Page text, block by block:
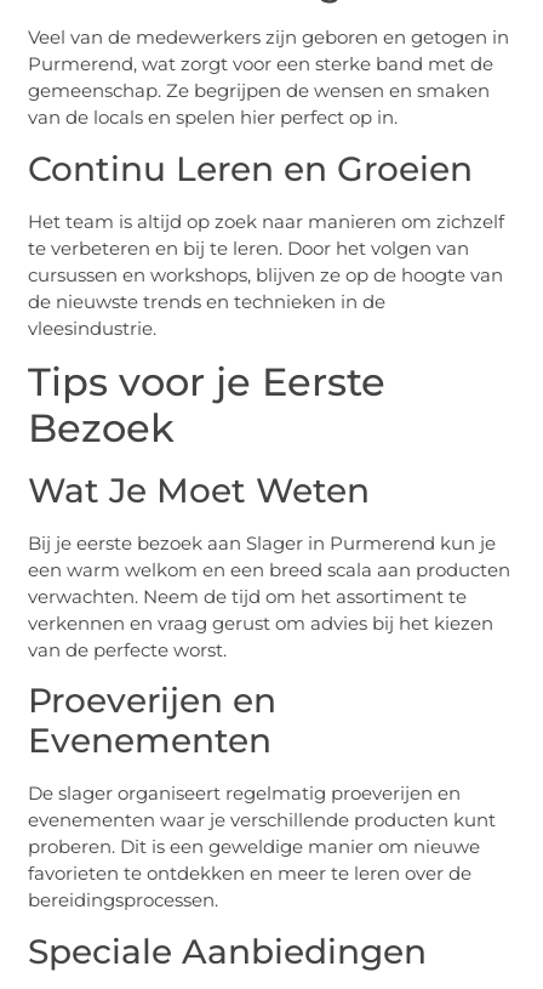
Veel van de medewerkers zijn geboren en getogen in
Purmerend, wat zorgt voor een sterke band met de
gemeenschap. Ze begrijpen de wensen en smaken
van de locals en spelen hier perfect op in.
Continu Leren en Groeien
Het team is altijd op zoek naar manieren om zichzelf
te verbeteren en bij te leren. Door het volgen van
cursussen en workshops, blijven ze op de hoogte van
de nieuwste trends en technieken in de
vleesindustrie.
Tips voor je Eerste
Bezoek
Wat Je Moet Weten
Bij je eerste bezoek aan Slager in Purmerend kun je
een warm welkom en een breed scala aan producten
verwachten. Neem de tijd om het assortiment te
verkennen en vraag gerust om advies bij het kiezen
van de perfecte worst.
Proeverijen en
Evenementen
De slager organiseert regelmatig proeverijen en
evenementen waar je verschillende producten kunt
proberen. Dit is een geweldige manier om nieuwe
favorieten te ontdekken en meer te leren over de
bereidingsprocessen.
Speciale Aanbiedingen